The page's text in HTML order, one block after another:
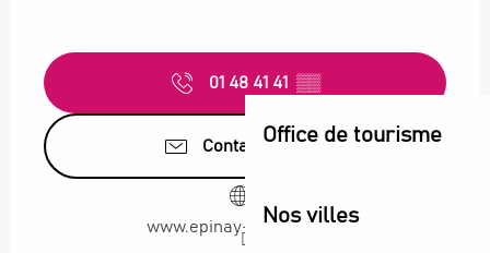
Office de tourisme
Nos villes
01 48 41 41 ▒▒
Contactez-nous
www.epinay-sur-seine.fr